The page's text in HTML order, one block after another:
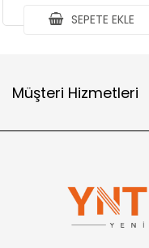
SEPETE EKLE
Müşteri Hizmetleri